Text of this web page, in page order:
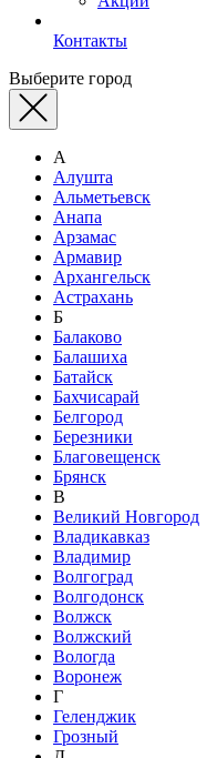
Контакты
Выберите город
А
Алушта
Альметьевск
Анапа
Арзамас
Армавир
Архангельск
Астрахань
Б
Балаково
Балашиха
Батайск
Бахчисарай
Белгород
Березники
Благовещенск
Брянск
В
Великий Новгород
Владикавказ
Владимир
Волгоград
Волгодонск
Волжск
Волжский
Вологда
Воронеж
Г
Геленджик
Грозный